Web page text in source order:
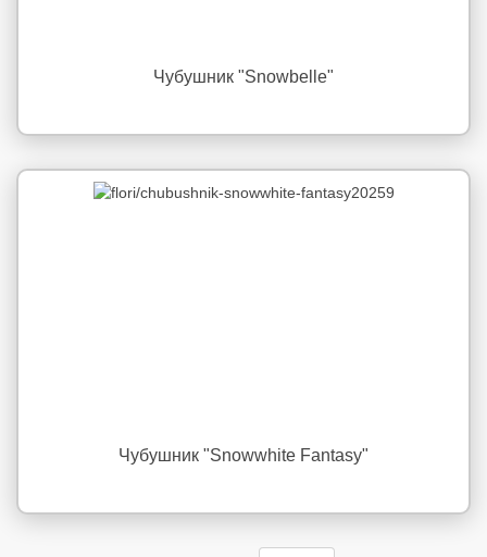
Чубушник "Snowbelle"
Чубушник "Snowwhite Fantasy"